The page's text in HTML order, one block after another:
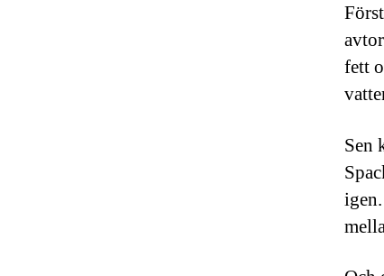
fett
Sen